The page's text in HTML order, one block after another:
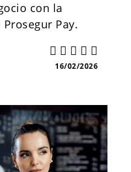
con la
Pay.
16/02/2026